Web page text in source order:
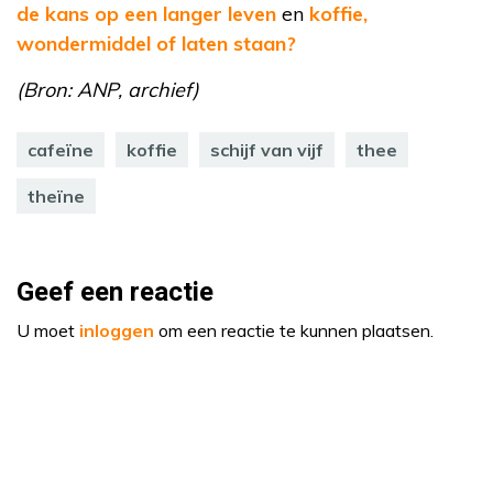
de kans op een langer leven en koffie,
wondermiddel of laten staan?
(Bron: ANP, archief)
cafeïne koffie schijf van vijf thee
theïne
Geef een reactie
U moet inloggen om een reactie te kunnen plaatsen.